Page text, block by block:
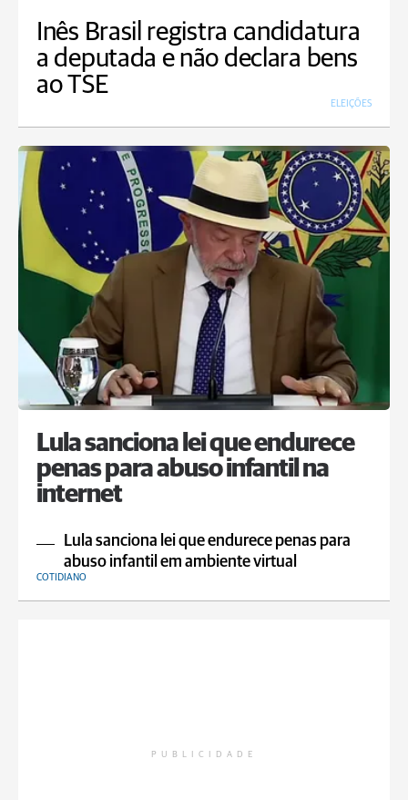
Inês Brasil registra candidatura
a deputada e não declara bens
ao TSE
ELEIÇÕES
Lula sanciona lei que endurece
penas para abuso infantil na
internet
Lula sanciona lei que endurece penas para
abuso infantil em ambiente virtual
COTIDIANO
PUBLICIDADE